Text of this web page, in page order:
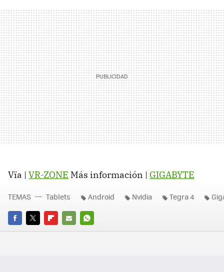
Vïa | VR-ZONE Más información | GIGABYTE
FACEBOOK
TWITTERFLIPBOARD
E-
WHATSAPP
TEMAS Tablets Android Nvidia Tegra 4